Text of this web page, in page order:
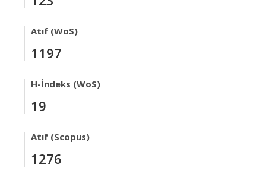
Atıf (WoS)
1197
H-İndeks (WoS)
19
Atıf (Scopus)
1276